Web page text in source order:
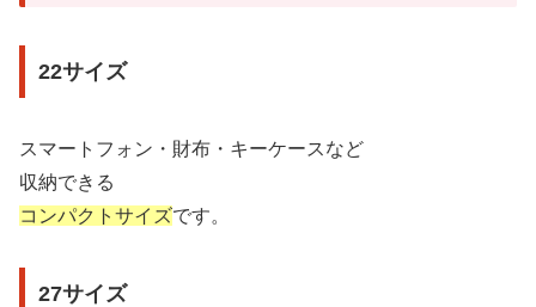
22サイズ
スマートフォン・財布・キーケースなど
収納できる
コンパクトサイズです。
27サイズ